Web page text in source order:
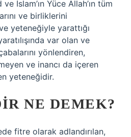
İslam’ın Yüce Allah’ın tüm
ve birliklerini
yeteneğiyle yarattığı
var olan ve
yönlendiren,
ve inancı da içeren
yeteneğidir.
NE DEMEK?
fitre olarak adlandırılan,